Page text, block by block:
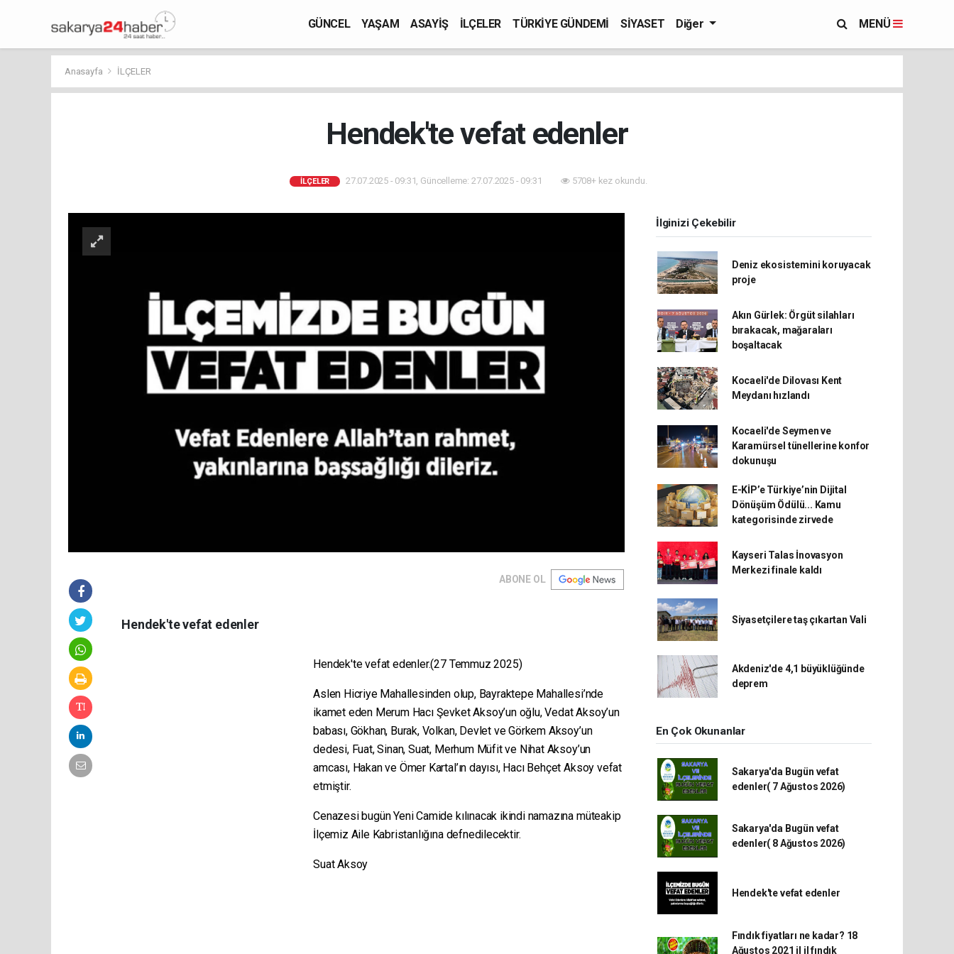
GÜNCEL YAŞAM ASAYİŞ İLÇELER TÜRKİYE GÜNDEMİ SİYASET Diğer MENÜ
Anasayfa İLÇELER
Hendek'te vefat edenler
İLÇELER 27.07.2025 - 09:31, Güncelleme: 27.07.2025 - 09:31 5708+ kez okundu.
ABONE OL
Hendek'te vefat edenler
Hendek'te vefat edenler.(27 Temmuz 2025)
Aslen Hicriye Mahallesinden olup, Bayraktepe Mahallesi’nde
ikamet eden Merum Hacı Şevket Aksoy’un oğlu, Vedat Aksoy’un
babası, Gökhan, Burak, Volkan, Devlet ve Görkem Aksoy’un
dedesi, Fuat, Sinan, Suat, Merhum Müfit ve Nihat Aksoy’un
amcası, Hakan ve Ömer Kartal’ın dayısı, Hacı Behçet Aksoy vefat
etmiştir.
Cenazesi bugün Yeni Camide kılınacak ikindi namazına müteakip
İlçemiz Aile Kabristanlığına defnedilecektir.
Suat Aksoy
İlginizi Çekebilir
Deniz ekosistemini koruyacak
proje
Akın Gürlek: Örgüt silahları
bırakacak, mağaraları
boşaltacak
Kocaeli'de Dilovası Kent
Meydanı hızlandı
Kocaeli'de Seymen ve
Karamürsel tünellerine konfor
dokunuşu
E-KİP’e Türkiye’nin Dijital
Dönüşüm Ödülü... Kamu
kategorisinde zirvede
Kayseri Talas İnovasyon
Merkezi finale kaldı
Siyasetçilere taş çıkartan Vali
Akdeniz'de 4,1 büyüklüğünde
deprem
En Çok Okunanlar
Sakarya'da Bugün vefat
edenler( 7 Ağustos 2026)
Sakarya'da Bugün vefat
edenler( 8 Ağustos 2026)
Hendek'te vefat edenler
Fındık fiyatları ne kadar? 18
Ağustos 2021 il il fındık